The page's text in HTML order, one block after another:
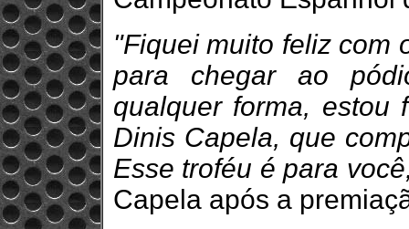
"Fiquei muito feliz com
para chegar ao
qualquer forma, estou
Dinis Capela, que
Esse troféu é para
Capela após a